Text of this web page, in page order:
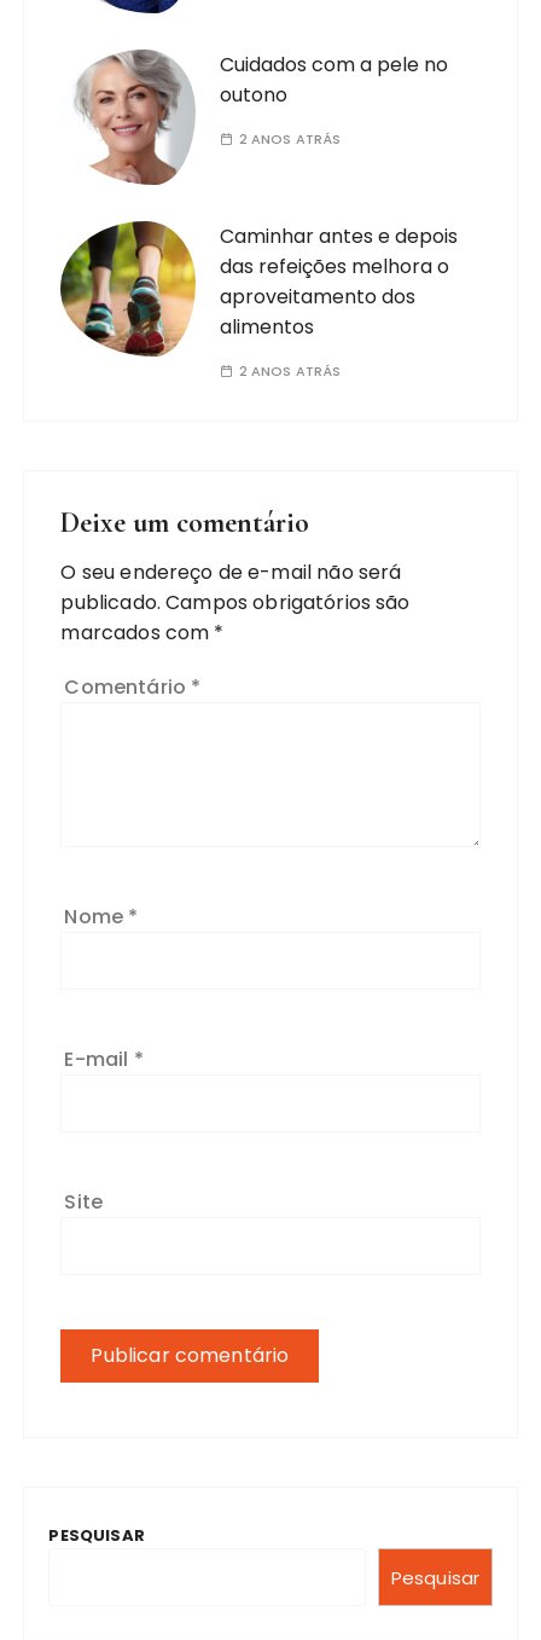
Cuidados com a pele no
outono
2 ANOS ATRÁS
Caminhar antes e depois
das refeições melhora o
aproveitamento dos
alimentos
2 ANOS ATRÁS
Deixe um comentário
O seu endereço de e-mail não será
publicado. Campos obrigatórios são
marcados com *
Comentário *
Nome *
E-mail *
Site
PESQUISAR
Pesquisar